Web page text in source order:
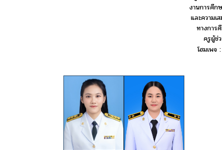
งานการศึก
และความเ
ทางการ
ครูผู้ช่
โฮมเพจ